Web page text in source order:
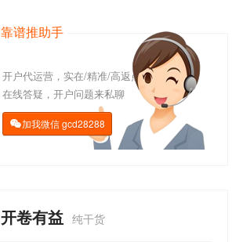
靠谱推助手
开户代运营，实在/精准/高返点
在线答疑，开户问题来私聊
加我微信gcd28288
开卷有益 纯干货